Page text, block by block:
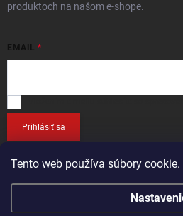
Tento web používa súbory
produktoch na našom e-shope.
EMAIL
Prihlásiť sa